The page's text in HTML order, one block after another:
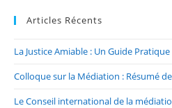
Articles Récents
La Justice Amiable : Un Guide Pratique
Colloque sur la Médiation : Résumé
Le Conseil international de la